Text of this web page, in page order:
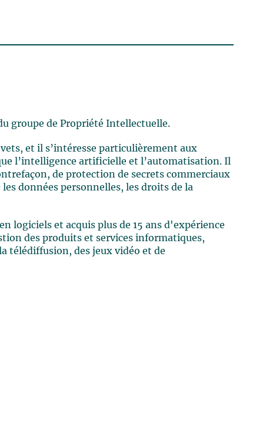
groupe de Propriété Intellectuelle.
et il s’intéresse particulièrement aux
l’intelligence artificielle et l’automatisation. Il
de protection de secrets commerciaux
données personnelles, les droits de la
logiciels et acquis plus de 15 ans d'expérience
des produits et services informatiques,
télédiffusion, des jeux vidéo et de